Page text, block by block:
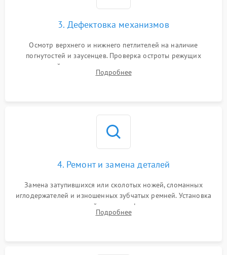
3. Дефектовка механизмов
Осмотр верхнего и нижнего петлителей на наличие
погнутостей и заусенцев. Проверка остроты режущих
кромок ножей, состояния приводного ремня, электромотора
и механизма дифференциальной подачи ткани.
Подробнее
4. Ремонт и замена деталей
Замена затупившихся или сколотых ножей, сломанных
иглодержателей и изношенных зубчатых ремней. Установка
новых петлителей взамен деформированных.
Восстановление контактов в педали и цепях
Подробнее